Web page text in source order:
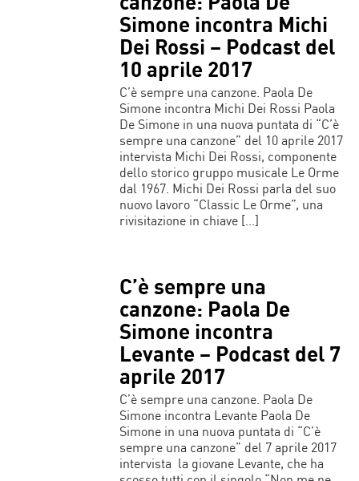
Simone incontra Michi
Dei Rossi – Podcast del
10 aprile 2017
C’è sempre una canzone. Paola De
Simone incontra Michi Dei Rossi Paola
De Simone in una nuova puntata di “C’è
sempre una canzone” del 10 aprile 2017
intervista Michi Dei Rossi, componente
dello storico gruppo musicale Le Orme
dal 1967. Michi Dei Rossi parla del suo
nuovo lavoro “Classic Le Orme”, una
rivisitazione in chiave […]
C’è sempre una
canzone: Paola De
Simone incontra
Levante – Podcast del 7
aprile 2017
C’è sempre una canzone. Paola De
Simone incontra Levante Paola De
Simone in una nuova puntata di “C’è
sempre una canzone” del 7 aprile 2017
intervista la giovane Levante, che ha